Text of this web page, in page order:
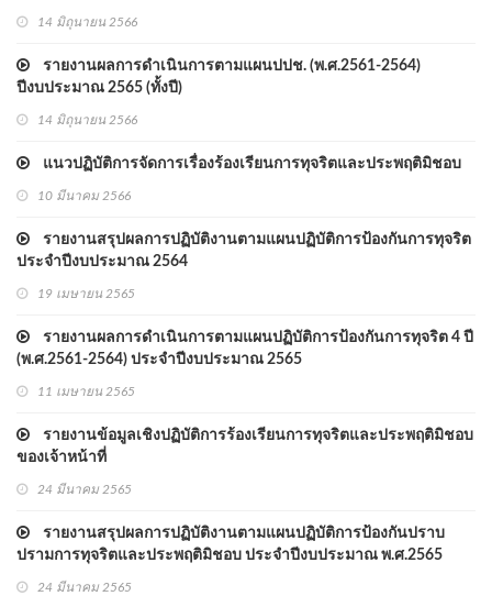
14 มิถุนายน 2566
รายงานผลการดำเนินการตามแผนปปช. (พ.ศ.2561-2564)
ปีงบประมาณ 2565 (ทั้งปี)
14 มิถุนายน 2566
แนวปฏิบัติการจัดการเรื่องร้องเรียนการทุจริตและประพฤติมิชอบ
10 มีนาคม 2566
รายงานสรุปผลการปฏิบัติงานตามแผนปฏิบัติการป้องกันการทุจริต
ประจำปีงบประมาณ 2564
19 เมษายน 2565
รายงานผลการดำเนินการตามแผนปฏิบัติการป้องกันการทุจริต 4 ปี
(พ.ศ.2561-2564) ประจำปีงบประมาณ 2565
11 เมษายน 2565
รายงานข้อมูลเชิงปฏิบัติการร้องเรียนการทุจริตและประพฤติมิชอบ
ของเจ้าหน้าที่
24 มีนาคม 2565
รายงานสรุปผลการปฏิบัติงานตามแผนปฏิบัติการป้องกันปราบ
ปรามการทุจริตและประพฤติมิชอบ ประจำปีงบประมาณ พ.ศ.2565
(รอบ 6 เดือน)
24 มีนาคม 2565